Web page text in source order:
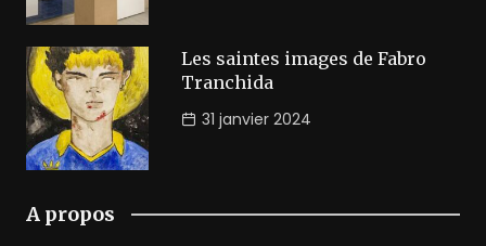
Les saintes images de Fabro
Tranchida
31 janvier 2024
A propos